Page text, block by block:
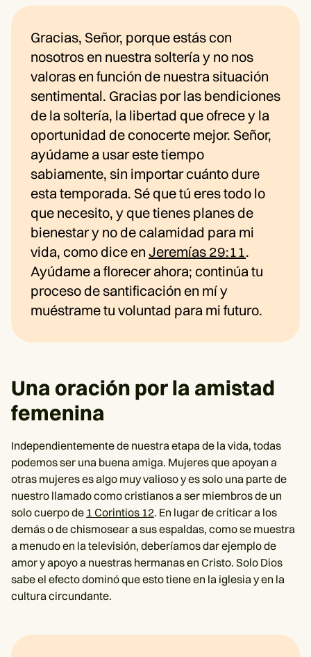
Gracias, Señor, porque estás con
nosotros en nuestra soltería y no nos
valoras en función de nuestra situación
sentimental. Gracias por las bendiciones
de la soltería, la libertad que ofrece y la
oportunidad de conocerte mejor. Señor,
ayúdame a usar este tiempo
sabiamente, sin importar cuánto dure
esta temporada. Sé que tú eres todo lo
que necesito, y que tienes planes de
bienestar y no de calamidad para mi
vida, como dice en Jeremías 29:11.
Ayúdame a florecer ahora; continúa tu
proceso de santificación en mí y
muéstrame tu voluntad para mi futuro.
Una oración por la amistad
femenina
Independientemente de nuestra etapa de la vida, todas
podemos ser una buena amiga. Mujeres que apoyan a
otras mujeres es algo muy valioso y es solo una parte de
nuestro llamado como cristianos a ser miembros de un
solo cuerpo de 1 Corintios 12. En lugar de criticar a los
demás o de chismosear a sus espaldas, como se muestra
a menudo en la televisión, deberíamos dar ejemplo de
amor y apoyo a nuestras hermanas en Cristo. Solo Dios
sabe el efecto dominó que esto tiene en la iglesia y en la
cultura circundante.